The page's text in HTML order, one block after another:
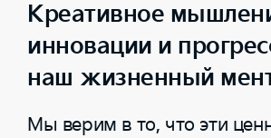
Креативное
инновации и
наш жизненный
Мы верим в то, что эти